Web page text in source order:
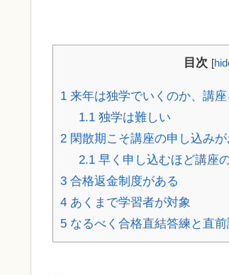
目次 [
1 来年は独学でいくのか、講
1.1独学は難しい
2 閑散期こそ講座の申し込み
2.1早く申し込むほど講座
3 合格返金制度がある
4 あくまで学習者が対象
5 なるべく合格直結答練と直